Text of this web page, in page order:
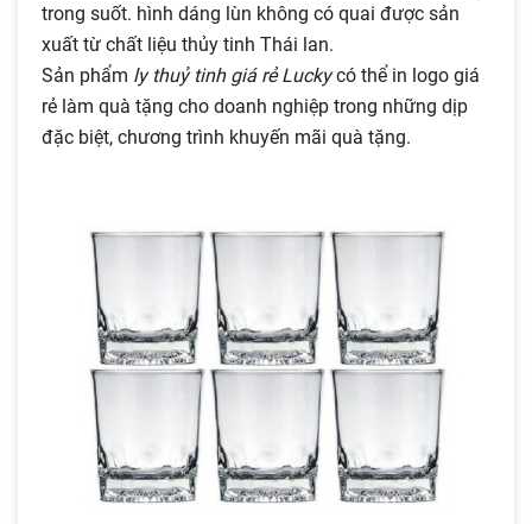
trong suốt. hình dáng lùn không có quai được sản
xuất từ chất liệu thủy tinh Thái lan.
Sản phẩm ly thuỷ tinh giá rẻ Luckycó thể in logo giá
rẻ làm quà tặng cho doanh nghiệp trong những dịp
đặc biệt, chương trình khuyến mãi quà tặng.